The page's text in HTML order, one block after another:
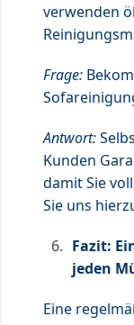
verwenden
Frage:
Antwort:
Kunden
damit Sie
Sie uns
Fazit:
jeden
Eine